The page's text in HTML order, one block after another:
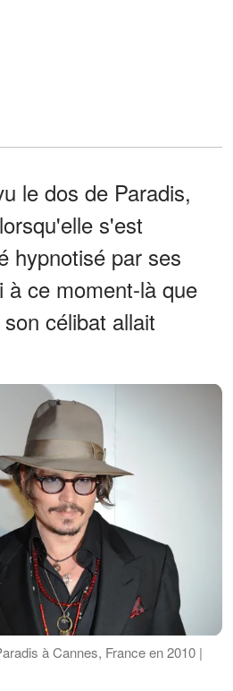
le dos de Paradis,
s'est
hypnotisé par ses
à ce moment-là que
célibat allait
à Cannes, France en 2010 |